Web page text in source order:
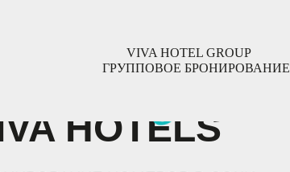
VIVA HOTEL GROUP
ГРУППОВОЕ БРОНИРОВАНИЕ
HOTELS
group